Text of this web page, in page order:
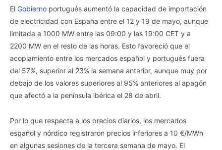
El Gobierno portugués aumentó la capacidad de importación
de electricidad con España entre el 12 y 19 de mayo, aunque
limitada a 1000 MW entre las 09:00 y las 19:00 CET y a
2200 MW en el resto de las horas. Esto favoreció que el
acoplamiento entre los mercados español y portugués fuera
del 57%, superior al 23% la semana anterior, aunque muy por
debajo de los valores superiores al 95% anteriores al apagón
que afectó a la península ibérica el 28 de abril.
Por lo que respecta a los precios diarios, los mercados
español y nórdico registraron precios inferiores a 10 €/MWh
en algunas sesiones de la tercera semana de mayo. El